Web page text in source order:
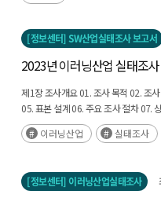
the Korean government has
and initiated a basic plan to foster
industry. Given the nascent stage of
industry demands to formulate
driven decision-making is essential
will drive future national innovation
The 「Enforcement Decree of the
system for the metaverse industry.
global status of the metaverse
[정보센터] SW산업실태조사 보고서
2023년 이러닝산업 실태조사
제1장 조사개요01. 조사 목적 02. 조
05. 표본 설계 06. 주요 조사 절차 07.
사업체 일반 현황 02. 이러닝 공급 시
인력 05. 해외 시장 진출 현황 06. 사업
사업체의 경영상 애로사항제3장 이러
02. 개인 03. 사업체 04. 정규교육기
이러닝산업 실태조사
[정보센터] 이러닝산업실태조사